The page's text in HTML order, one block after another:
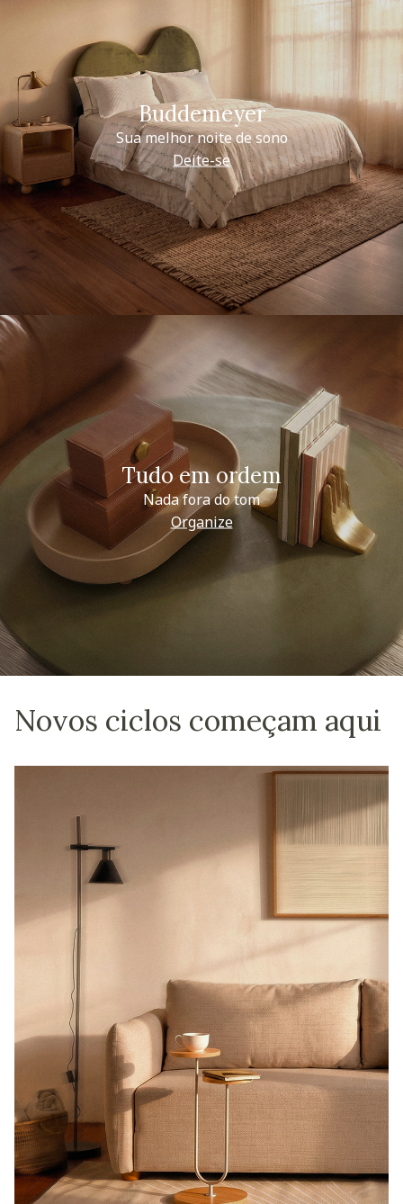
Buddemeyer
Sua melhor noite de sono
Deite-se
Tudo em ordem
Nada fora do tom
Organize
Novos ciclos começam aqui